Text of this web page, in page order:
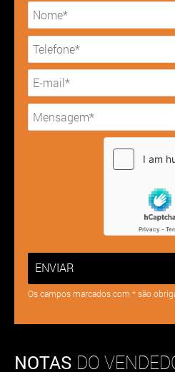
ENVIAR
Os campos marcados com * são
NOTAS DO